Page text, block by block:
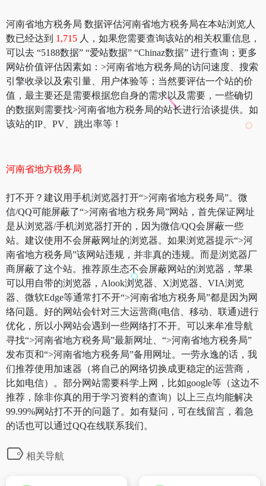
河南省地方税务局 数据评估河南省地方税务局在本站浏览人
数已经达到 1,715 人，如果您需要查询该站的相关权重信息，
可以去 “5188数据” “爱站数据” “Chinaz数据” 进行查询；更多
网站价值评估因素如：>河南省地方税务局的访问速度、搜索
引擎收录以及索引量、用户体验等；当然要评估一个站的价
值，最主要还是需要根据您自身的需求以及需要，一些确切
的数据则需要找>河南省地方税务局的站长进行洽谈提供。如
该站的IP、PV、跳出率等！
河南省地方税务局
打不开？建议用手机浏览器打开“>河南省地方税务局”。微
信/QQ可能屏蔽了“>河南省地方税务局”网站，首先保证网址
是从浏览器/手机浏览器打开的，因为微信/QQ会屏蔽一些
站。建议使用不会屏蔽网址的浏览器。如果浏览器提示“>河
南省地方税务局”该网站违规，并非真的违规。而是浏览器厂
商屏蔽了这个站。推荐原生态不会屏蔽网站的浏览器，苹果
可以用自带的浏览器，Alook浏览器、X浏览器、VIA浏览
器、微软Edge等通常打不开“>河南省地方税务局”都是因为网
络问题。好的网站会针对三大运营商(电信、移动、联通)进行
优化，所以小网站会遇到一些网络打不开。可以来牟准导航
寻找“>河南省地方税务局”最新网址、“>河南省地方税务局”
发布页和“>河南省地方税务局”备用网址。一劳永逸的话，我
们推荐使用加速器（将自己的网络切换成更稳定的运营商，
比如电信）。部分网站需要科学上网，比如google等（这边不
推荐，除非你真的用于学习资料的查询）以上三点均能解决
99.99%网站打不开的问题了。如有疑问，可在线留言，着急
的话也可以通过QQ在线联系我们。
相关导航